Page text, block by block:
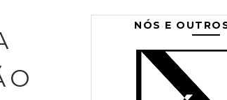
NÓS E